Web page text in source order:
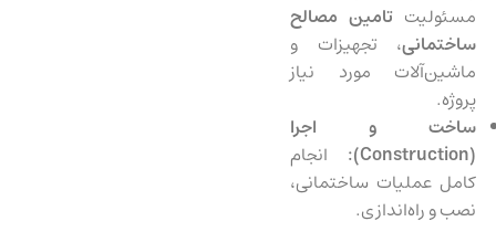
مسئولیت تامین مصالح
ساختمانی، تجهیزات و
ماشین‌آلات مورد نیاز
پروژه.
ساخت و اجرا
(
Construction
): انجام
کامل عملیات ساختمانی،
نصب و راه‌اندازی.